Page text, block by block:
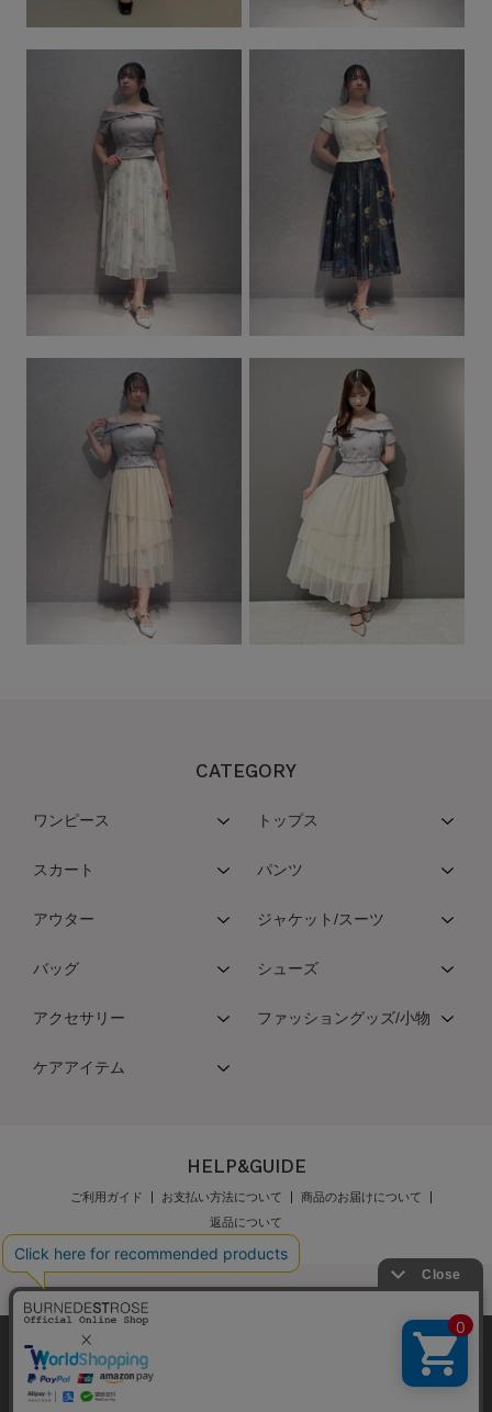
CATEGORY
ワンピース トップス
スカート パンツ
アウター ジャケット/スーツ
バッグ シューズ
アクセサリー ファッショングッズ/小物
ケアアイテム
HELP&GUIDE
ご利用ガイド お支払い方法について
商品のお届けについて
返品について
メンバーズポイントプログラム規約
特定商取引法に基づく表示
個人情報保護指針
弊社はCookieを利用し、Webの利便性向上に努め
ております。「承諾する」をクリックしていただ
くと、お客様に最適な内容を提供することが可能
承諾する